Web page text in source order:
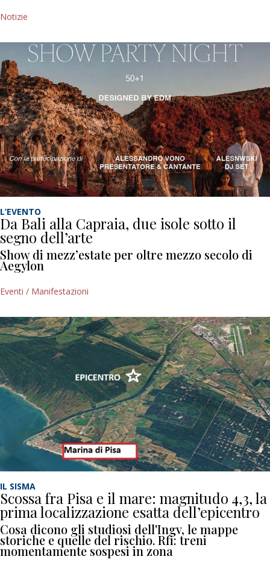
Notizie
L’EVENTO
Da Bali alla Capraia, due isole sotto il
segno dell’arte
Show di mezz’estate per oltre mezzo secolo di
Aegylon
Eventi / Manifestazioni
IL SISMA
Scossa fra Pisa e il mare: magnitudo 4,3, la
prima localizzazione esatta dell’epicentro
Cosa dicono gli studiosi dell'Ingv, le mappe
storiche e quelle del rischio. Rfi: treni
momentamente sospesi in zona